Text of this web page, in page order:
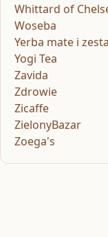
Whittard of
Woseba
Yerba mate i
Yogi Tea
Zavida
Zdrowie
Zicaffe
ZielonyBazar
Zoega's